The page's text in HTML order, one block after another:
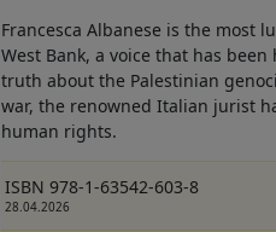
Francesca Albanese is the most
West Bank, a voice that has
truth about the Palestinian
war, the renowned Italian jurist
human rights.
ISBN 978-1-63542-603-8
28.04.2026